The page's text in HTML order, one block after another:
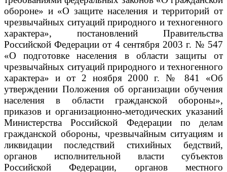
обороне» и «О защите населения и территорий от
чрезвычайных ситуаций природного и техногенного
характера», постановлений Правительства
Российской Федерации от 4 сентября 2003 г. № 547
«О подготовке населения в области защиты от
чрезвычайных ситуаций природного и техногенного
характера» и от 2 ноября 2000 г. № 841 «Об
утверждении Положения об организации обучения
населения в области гражданской обороны»,
приказов и организационно-методических указаний
Министерства Российской Федерации по делам
гражданской обороны, чрезвычайным ситуациям и
ликвидации последствий стихийных бедствий,
органов исполнительной власти субъектов
Российской Федерации, органов местного